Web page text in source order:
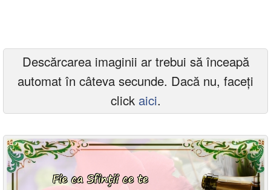
Felicitari muzicale personalizate
Conecteaza-te
Descărcarea imaginii ar trebui să înceapă
automat în câteva secunde. Dacă nu, faceți
click aici.